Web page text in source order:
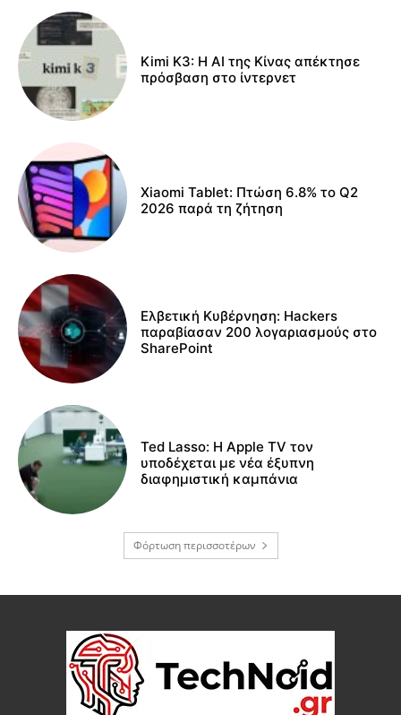
Kimi K3: Η AI της Κίνας απέκτησε
πρόσβαση στο ίντερνετ
Xiaomi Tablet: Πτώση 6.8% το Q2
2026 παρά τη ζήτηση
Ελβετική Κυβέρνηση: Hackers
παραβίασαν 200 λογαριασμούς στο
SharePoint
Ted Lasso: Η Apple TV τον
υποδέχεται με νέα έξυπνη
διαφημιστική καμπάνια
Φόρτωση περισσοτέρων